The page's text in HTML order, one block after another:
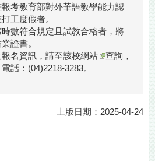
考教育部對外華語教學能力認
工度假者。
數符合規定且試教合格者，將
證書。
名資訊，請至該校網站
查詢，
話：(04)2218-3283。
上版日期：2025-04-24